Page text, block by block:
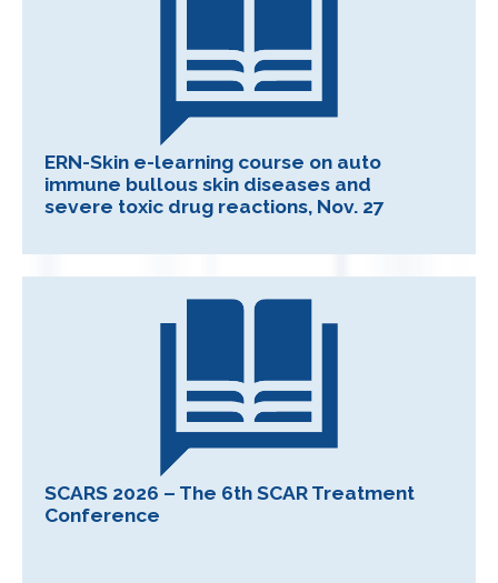
ERN-Skin e-learning course on auto
immune bullous skin diseases and
severe toxic drug reactions, Nov. 27
SCARS 2026 – The 6th SCAR Treatment
Conference